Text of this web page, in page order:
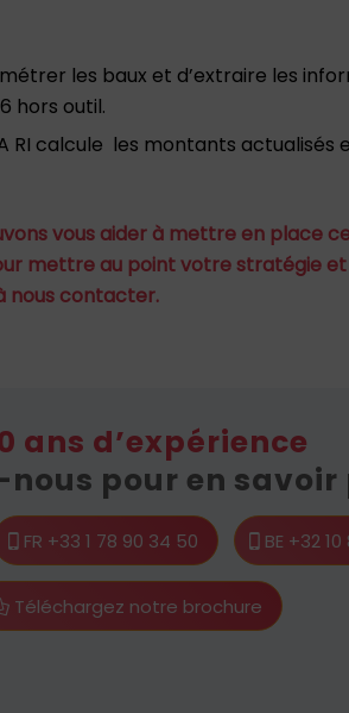
les baux et d’extraire les
hors outil.
RI calcule les montants
vous aider à mettre en place
mettre au point votre stratégie et
nous contacter.
ans d’expérience
pour en savoir
FR +33 1 78 90 34 50 BE +32
Téléchargez notre brochure